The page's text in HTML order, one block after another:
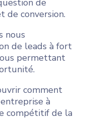
de
de conversion.
nous
de leads à fort
permettant
comment
à
compétitif de la